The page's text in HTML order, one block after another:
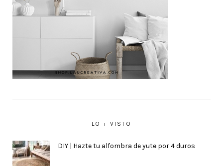
LO + VISTO
DIY | Hazte tu alfombra de yute por 4 duros